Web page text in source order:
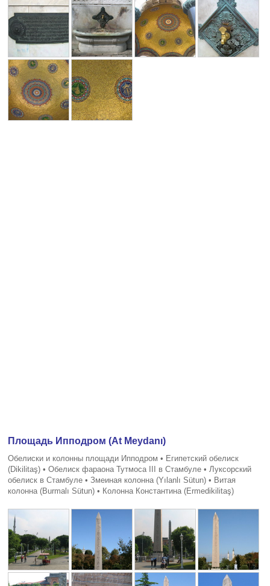
Площадь Ипподром (At Meydanı)
Обелиски и колонны площади Ипподром • Египетский обелиск
(Dikilitaş) • Обелиск фараона Тутмоса III в Стамбуле • Луксорский
обелиск в Стамбуле • Змеиная колонна (Yılanlı Sütun) • Витая
колонна (Burmalı Sütun) • Колонна Константина (Ermedikilitaş)